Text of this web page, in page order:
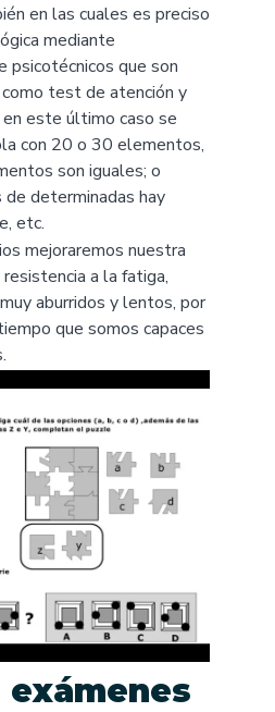
en las cuales es preciso
mediante
psicotécnicos que son
test de atención y
este último caso se
con 20 o 30 elementos,
son iguales; o
determinadas hay
etc.
mejoraremos nuestra
a la fatiga,
aburridos y lentos, por
que somos capaces